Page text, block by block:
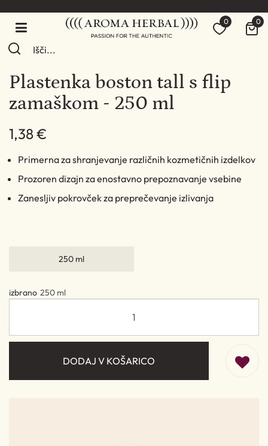
0 0
Plastenka boston tall s flip
zamaškom - 250 ml
1,38 €
Primerna za shranjevanje različnih kozmetičnih izdelkov
Prozoren dizajn za enostavno prepoznavanje vsebine
Zanesljiv pokrovček za preprečevanje izlivanja
250 ml
izbrano 250 ml
DODAJ V KOŠARICO